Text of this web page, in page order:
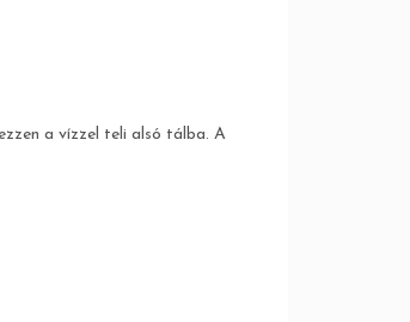
a vízzel teli alsó tálba. A